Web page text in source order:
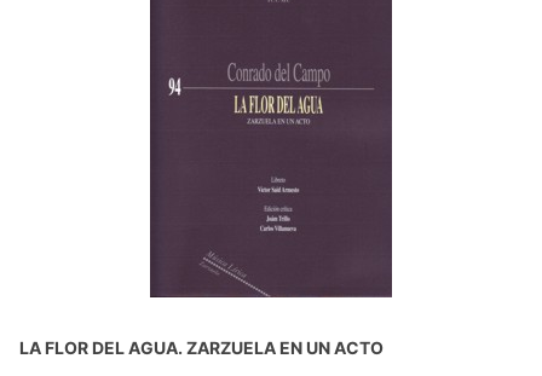
LA FLOR DEL AGUA. ZARZUELA EN UN ACTO